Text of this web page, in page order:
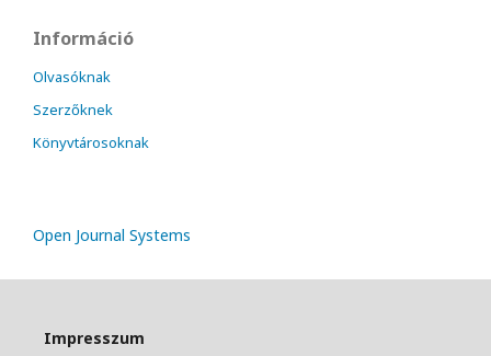
Információ
Olvasóknak
Szerzőknek
Könyvtárosoknak
Open Journal Systems
Impresszum